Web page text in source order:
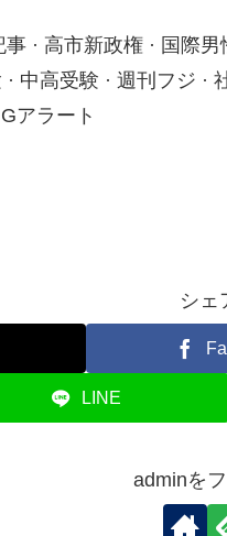
· 高市新政権 · 国際
中高受験 · 週刊フジ ·
アラート
シェ
LINE
adminを